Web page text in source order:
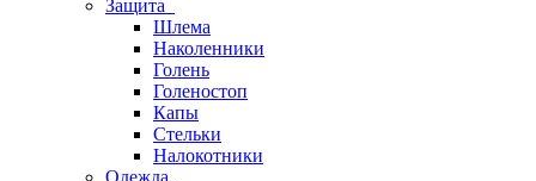
Защита
Шлема
Наколенники
Голень
Голеностоп
Капы
Стельки
Налокотники
Одежда